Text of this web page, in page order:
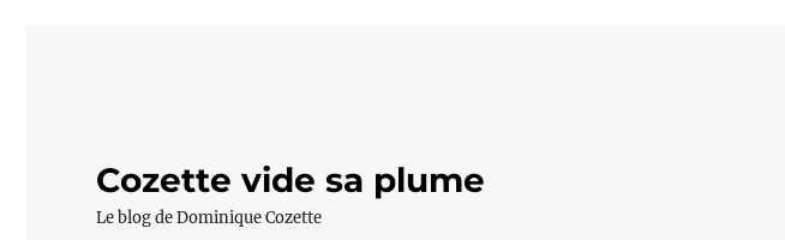
Cozette vide sa plume
Le blog de Dominique Cozette